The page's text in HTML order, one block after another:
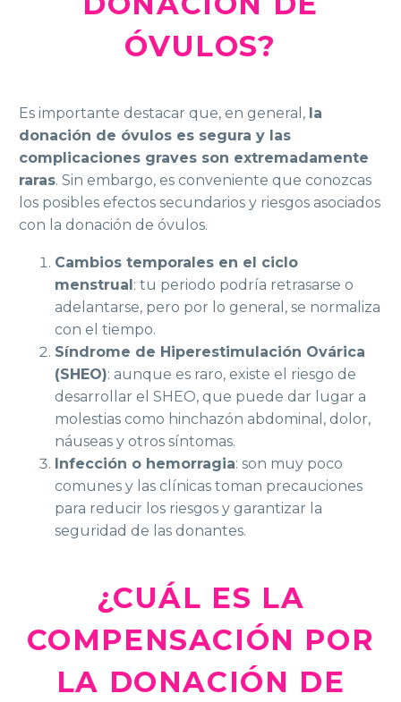
ÓVULOS?
Es importante destacar que, en general, la
donación de óvulos es segura y las
complicaciones graves son extremadamente
raras. Sin embargo, es conveniente que conozcas
los posibles efectos secundarios y riesgos asociados
con la donación de óvulos.
Cambios temporales en el ciclo
menstrual : tu periodo podría retrasarse o
adelantarse, pero por lo general, se normaliza
con el tiempo.
Síndrome de Hiperestimulación Ovárica
(SHEO): aunque es raro, existe el riesgo de
desarrollar el SHEO, que puede dar lugar a
molestias como hinchazón abdominal, dolor,
náuseas y otros síntomas.
Infección o hemorragia: son muy poco
comunes y las clínicas toman precauciones
para reducir los riesgos y garantizar la
seguridad de las donantes.
¿CUÁL ES LA
COMPENSACIÓN POR
LA DONACIÓN DE